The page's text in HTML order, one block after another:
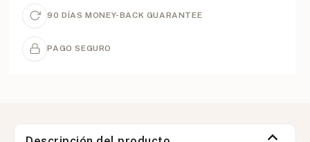
90 DÍAS MONEY-BACK GUARANTEE
PAGO SEGURO